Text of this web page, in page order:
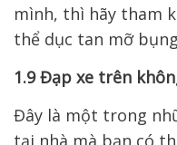
1.9 Đạp xe trên
Đây là một trong
tại nhà mà bạn có